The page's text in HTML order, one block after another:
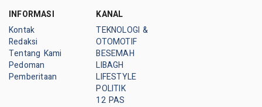
INFORMASI
Kontak
Redaksi
Tentang Kami
Pedoman
Pemberitaan
KANAL
TEKNOLOGI &
OTOMOTIF
BESEMAH
LIBAGH
LIFESTYLE
POLITIK
12 PAS